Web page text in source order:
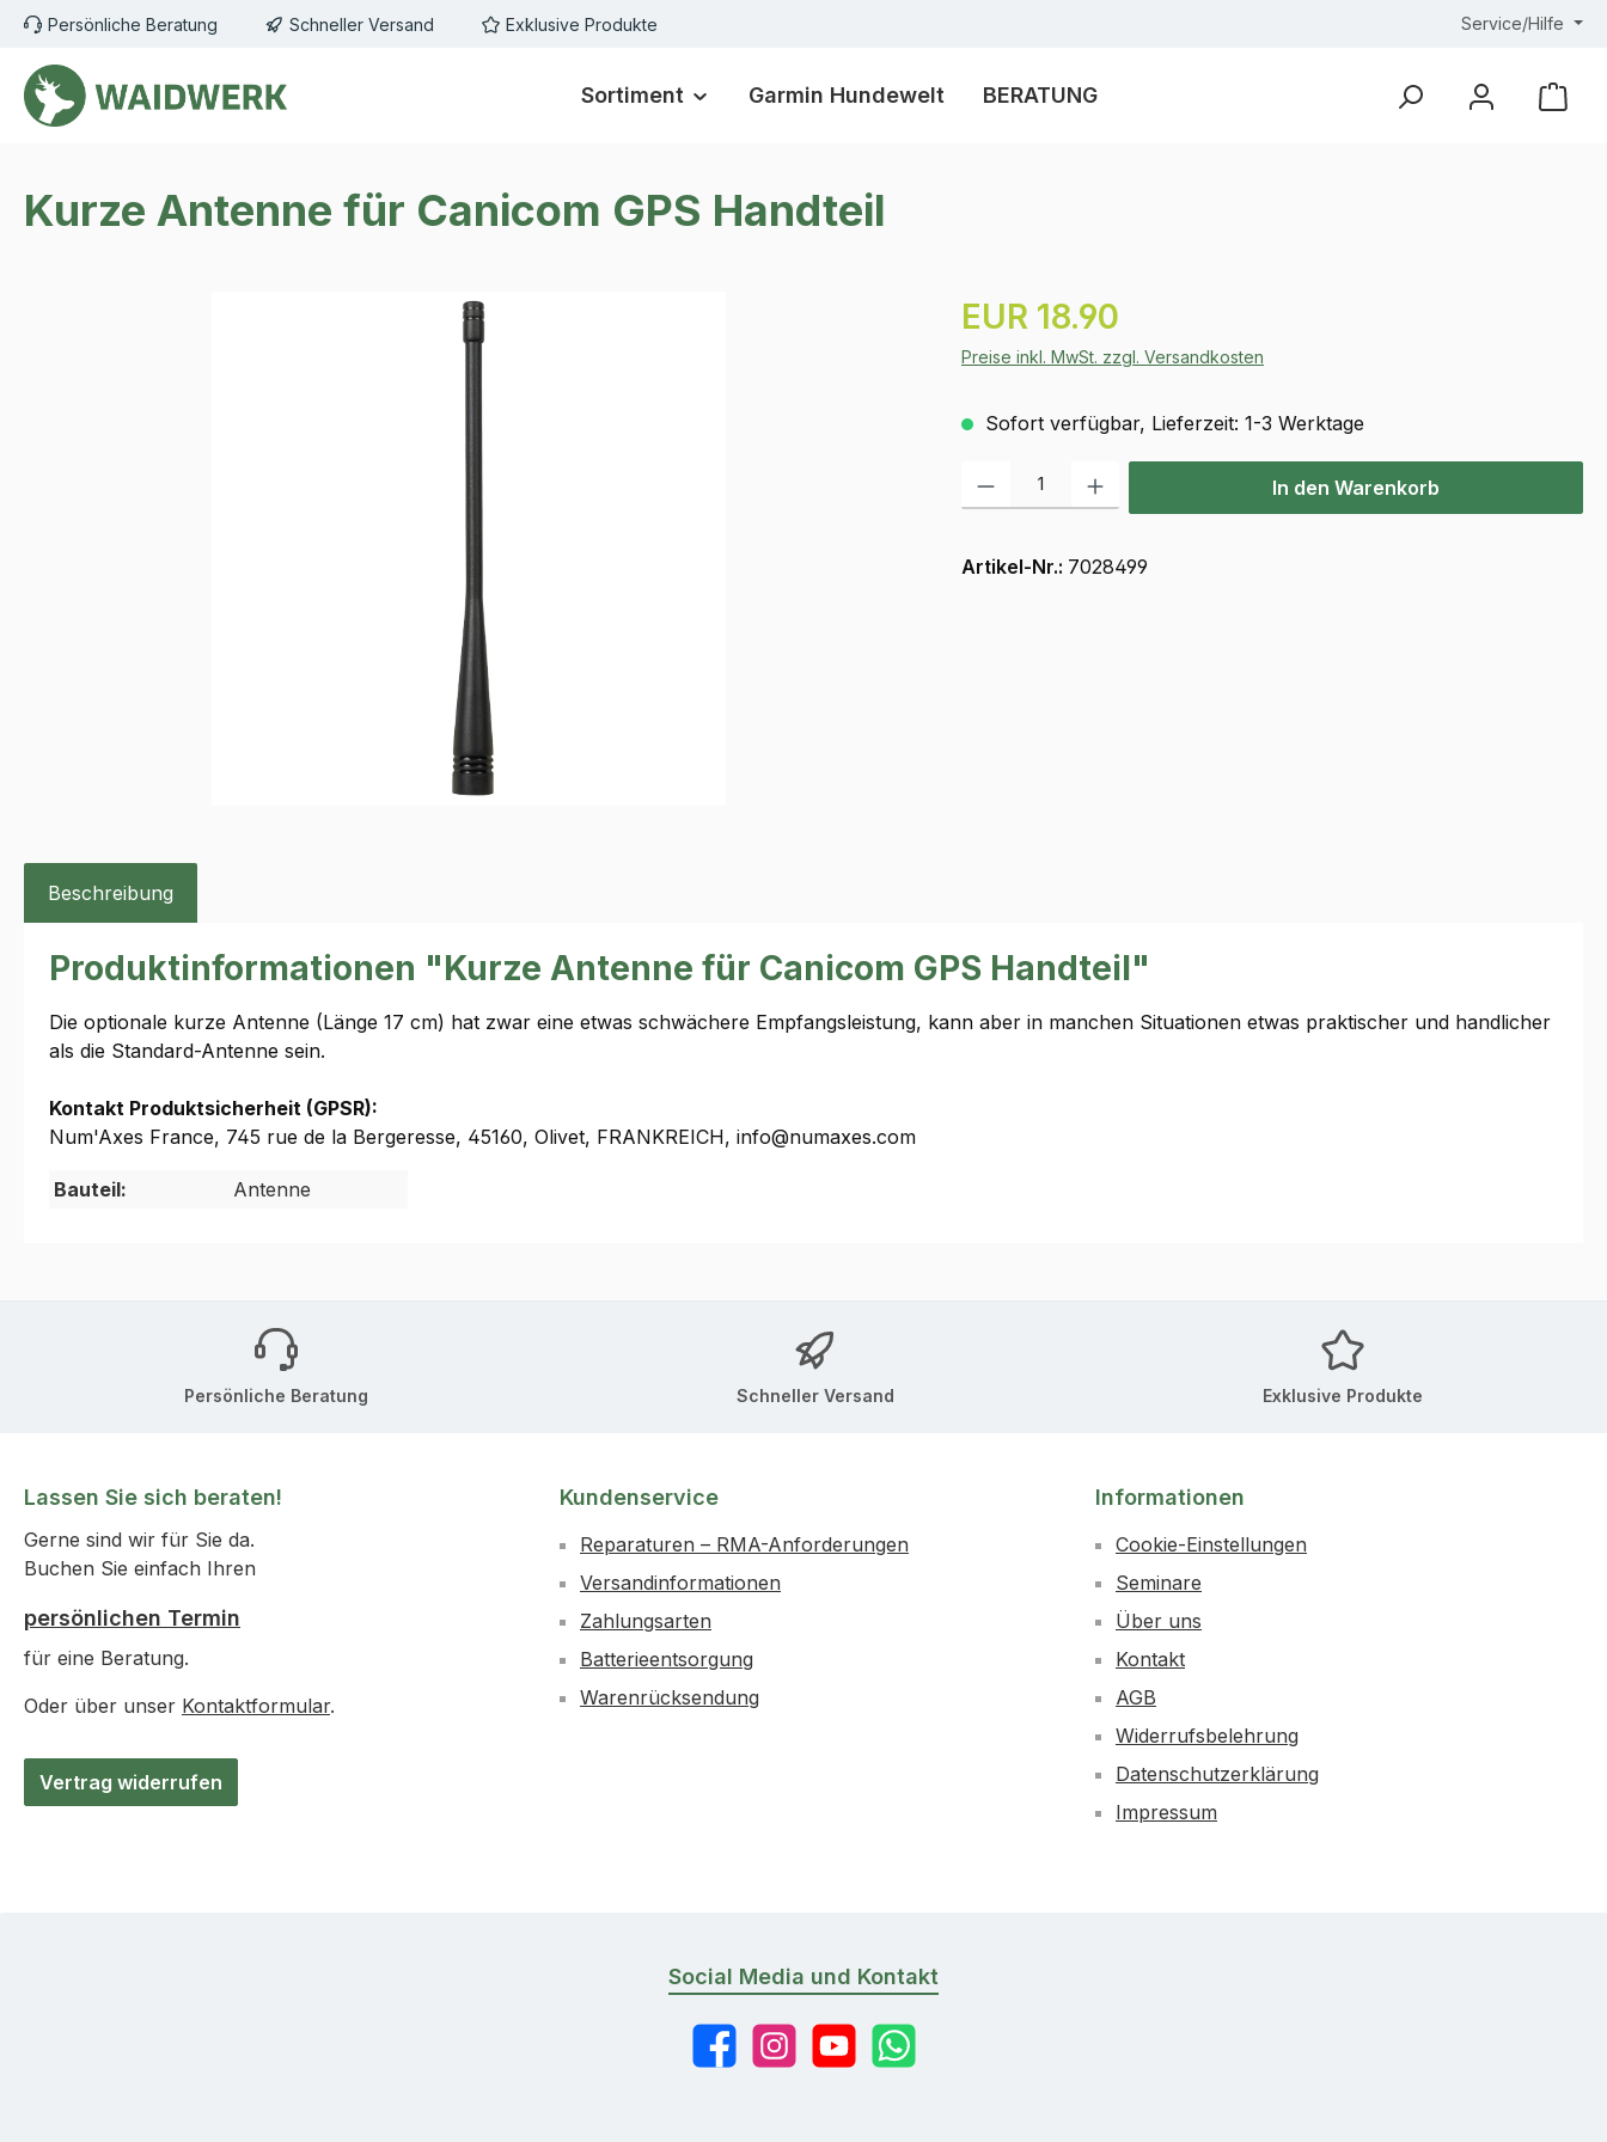
Hauptinhalt springen
Zur Suche springen
Zur Hauptnavigation springen
Persönliche Beratung Schneller Versand Exklusive Produkte Service/Hilfe
Sortiment Garmin Hundewelt BERATUNG
Kurze Antenne für Canicom GPS Handteil
Regulärer Preis:
EUR 18.90
Preise inkl. MwSt. zzgl. Versandkosten
Sofort verfügbar, Lieferzeit: 1-3 Werktage
Produkt Anzahl: Gib den gewünschten Wert ein oder benutze die Schaltflächen
In den Warenkorb
Artikel-Nr.: 7028499
Beschreibung
Produktinformationen "Kurze Antenne für Canicom GPS Handteil"
Die optionale kurze Antenne (Länge 17 cm) hat zwar eine etwas schwächere Empfangsleistung, kann aber in manchen Situationen etwas praktischer und handlicher
als die Standard-Antenne sein.
Kontakt Produktsicherheit (GPSR):
Num'Axes France, 745 rue de la Bergeresse, 45160, Olivet, FRANKREICH, info@numaxes.com
Bauteil: Antenne
Persönliche Beratung Schneller Versand Exklusive Produkte
Lassen Sie sich beraten!
Gerne sind wir für Sie da.
Buchen Sie einfach Ihren
persönlichen Termin
für eine Beratung.
Oder über unser Kontaktformular.
Vertrag widerrufen
Kundenservice
Reparaturen – RMA-Anforderungen
Versandinformationen
Zahlungsarten
Batterieentsorgung
Warenrücksendung
Informationen
Cookie-Einstellungen
Seminare
Über uns
Kontakt
AGB
Widerrufsbelehrung
Datenschutzerklärung
Impressum
Social Media und Kontakt
FacebookInstagramYouTubeWhatsApp